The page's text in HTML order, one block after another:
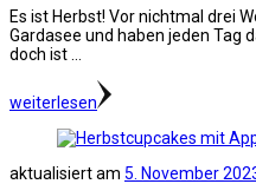
Es ist Herbst! Vor nichtmal drei
Gardasee und haben jeden Tag
doch ist …
weiterlesen
aktualisiert am 5. November